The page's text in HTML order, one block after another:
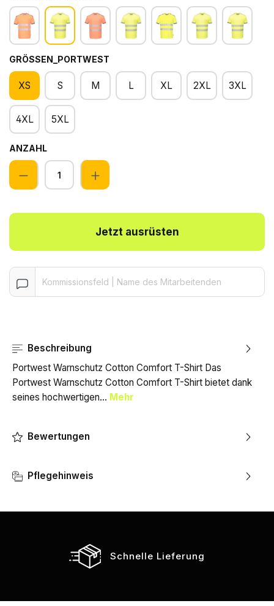
GRÖSSEN_PORTWEST
XS S M L XL 2XL 3XL
4XL 5XL
ANZAHL
Anzahl
Jetzt ausrüsten
Beschreibung
Portwest Warnschutz Cotton Comfort T-Shirt Das
Portwest Warnschutz Cotton Comfort T-Shirt bietet dank
seines hochwertigen… Mehr
Bewertungen
Pflegehinweis
Schnelle Lieferung